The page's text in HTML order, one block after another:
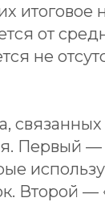
итоговое
от
не
Первый —
Второй —